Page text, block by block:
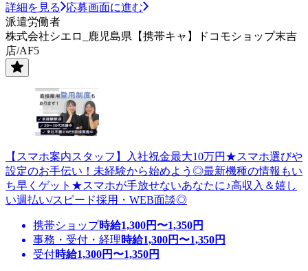
詳細を見る
応募画面に進む
派遣労働者
株式会社シエロ_鹿児島県【携帯キャ】ドコモショップ末吉
店/AF5
【スマホ案内スタッフ】入社祝金最大10万円★スマホ選びや
設定のお手伝い！未経験から始めよう◎最新機種の情報もい
ち早くゲット★スマホが手放せないあなたに♪高収入＆嬉し
い週払い/スピード採用・WEB面談◎
携帯ショップ時給1,300円〜1,350円
事務・受付・経理時給1,300円〜1,350円
受付時給1,300円〜1,350円